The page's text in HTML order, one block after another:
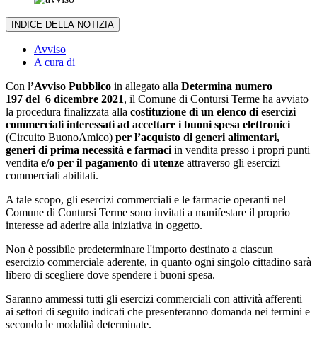
INDICE DELLA NOTIZIA
Avviso
A cura di
Con l’Avviso Pubblico in allegato alla Determina numero
197 del 6 dicembre 2021, il Comune di Contursi Terme ha avviato
la procedura finalizzata alla costituzione di un elenco di esercizi
commerciali interessati ad accettare i buoni spesa elettronici
(Circuito BuonoAmico) per l’acquisto di generi alimentari,
generi di prima necessità e farmaci in vendita presso i propri punti
vendita e/o per il pagamento di utenze attraverso gli esercizi
commerciali abilitati.
A tale scopo, gli esercizi commerciali e le farmacie operanti nel
Comune di Contursi Terme sono invitati a manifestare il proprio
interesse ad aderire alla iniziativa in oggetto.
Non è possibile predeterminare l'importo destinato a ciascun
esercizio commerciale aderente, in quanto ogni singolo cittadino sarà
libero di scegliere dove spendere i buoni spesa.
Saranno ammessi tutti gli esercizi commerciali con attività afferenti
ai settori di seguito indicati che presenteranno domanda nei termini e
secondo le modalità determinate.